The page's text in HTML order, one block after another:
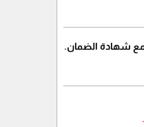
مع شهادة الضمان.